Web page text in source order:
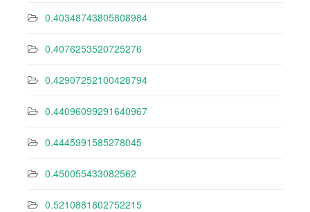
0.40348743805808984
0.4076253520725276
0.42907252100428794
0.44096099291640967
0.4445991585278045
0.450055433082562
0.5210881802752215